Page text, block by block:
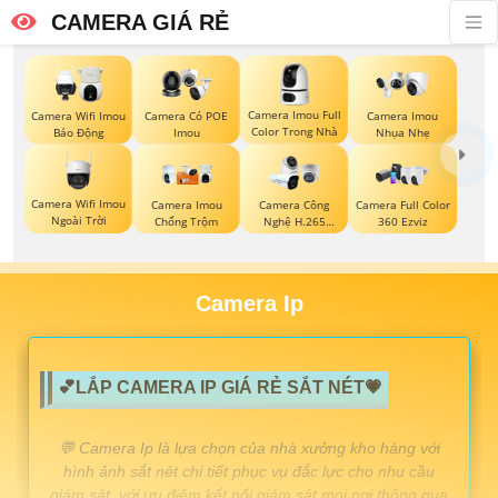
CAMERA GIÁ RẺ
Camera Wifi Imou
Báo Động
Camera Có POE
Imou
Camera Imou Full
Color Trong Nhà
Camera Imou
Nhụa Nhẹ
Camera Wifi Imou
Ngoài Trời
Camera Imou
Chống Trộm
Camera Công
Nghệ H.265
Hikvision
Camera Full Color
360 Ezviz
Camera Ip
💕LẮP CAMERA IP GIÁ RẺ SẮT NÉT💗
️💬 Camera Ip là lựa chọn của nhà xưởng kho hàng với
hình ảnh sắt nét chi tiết phục vụ đắc lực cho nhu cầu